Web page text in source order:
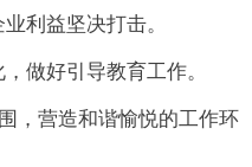
利益坚决打击。
做好引导教育工作。
，营造和谐愉悦的工作环